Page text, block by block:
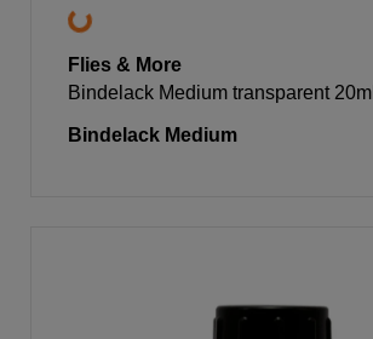
Flies & More
Bindelack Medium transparent 20ml
Bindelack Medium